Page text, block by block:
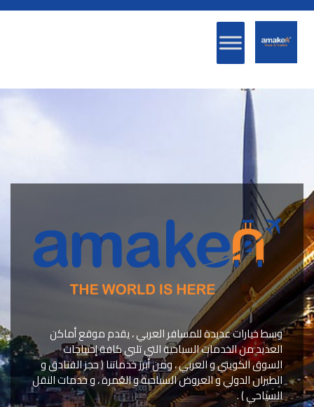
وسط خيارات عديدة للمسافر العربي ، يقدم موقع أماكن
العديد من الخدمات السياحية التي تلبي كافة إحتياجات
السوق الكويتي و العربي ، ومن أبرز خدماتنا ( حجز الفنادق و
الطيران الدولي و العروض السياحية و العُمرة ، و خدمات النقل
السياحي ) .